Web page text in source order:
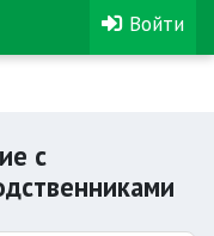
Войти
с